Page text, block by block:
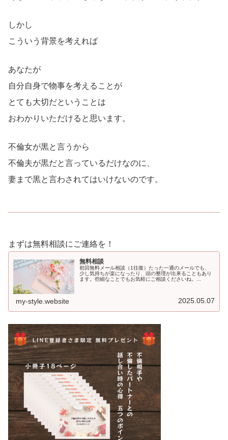
しかし
こういう背景を考えれば
あなたが
自分自身で物事を考えることが
とても大切だということは
おわかりいただけると思います。
不倫女が黒と言うから
不倫夫が黒だと言っているだけなのに、
妻まで黒と言わされてはいけないのです。
まずは無料相談にご連絡を！
無料相談
初回無料メール相談（1往復）たった一通のメールでも、
少し気持ちが楽になったり、頭の整理が出来ることもあり
ます。些細なことでもお気軽にご相談くださいね。...
my-style.website 2025.05.07